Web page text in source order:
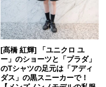
[髙橋 紅輝] 「ユニクロ ユ
ー」のショーツと「プラダ」
のTシャツの足元は「アディ
ダス」の黒スニーカーで！